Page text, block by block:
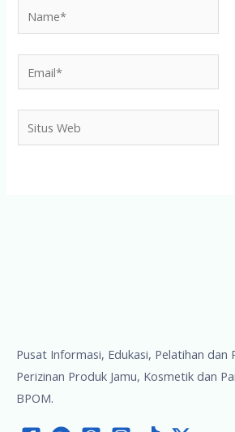
Web
Pusat Informasi, Edukasi, Pelatihan dan
Perizinan Produk Jamu, Kosmetik dan
BPOM.